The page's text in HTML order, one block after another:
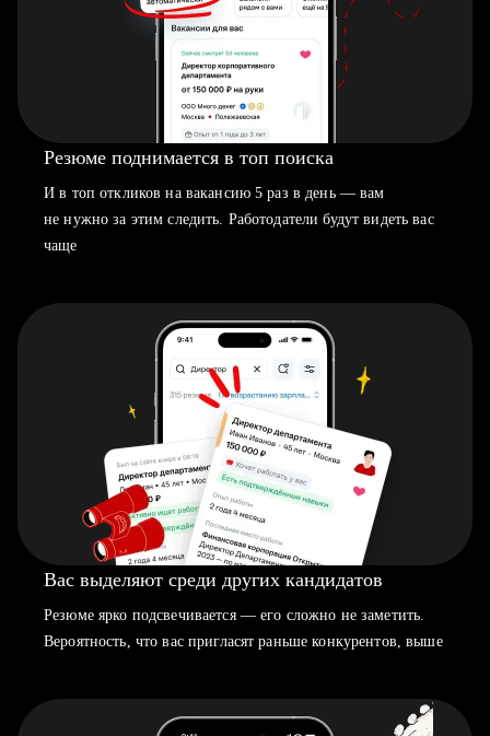
Резюме поднимается в топ поиска
И в топ откликов на вакансию 5 раз в день — вам
не нужно за этим следить. Работодатели будут видеть вас
чаще
Вас выделяют среди других кандидатов
Резюме ярко подсвечивается — его сложно не заметить.
Вероятность, что вас пригласят раньше конкурентов, выше